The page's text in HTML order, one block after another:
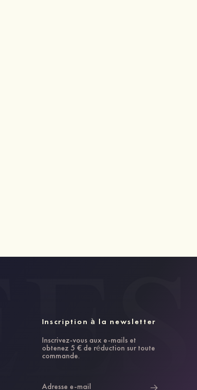
Inscription à la newsletter
Inscrivez-vous aux e-mails et
obtenez 5 € de réduction sur toute
commande.
Adresse e-mail